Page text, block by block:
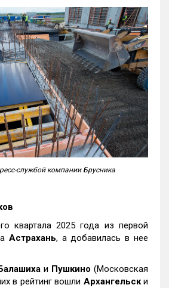
службой компании Брусника
квартала 2025 года из первой
Астрахань, а добавилась в нее
Балашиха и Пушкино (Московская
в рейтинг вошли Архангельски